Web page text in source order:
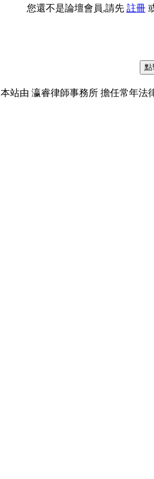
您還不是論壇會員,請先 註冊
本站由 瀛睿律師事務所 擔任常年法